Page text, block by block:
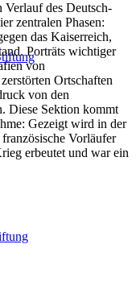
Verlauf des Deutsch-
zentralen Phasen:
das Kaiserreich,
Porträts wichtiger
von
Ortschaften
von den
Diese Sektion kommt
Gezeigt wird in der
Vorläufer
erbeutet und war ein